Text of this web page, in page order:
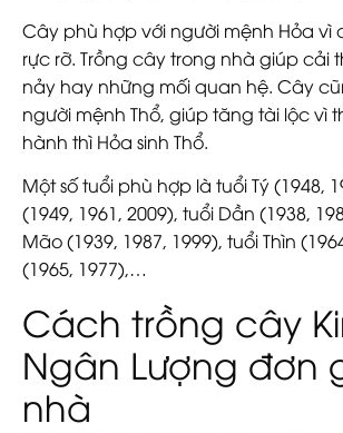
Cây phù hợp với người mệnh Hỏa vì
rực rỡ. Trồng cây trong nhà giúp cải
nảy hay những mối quan hệ. Cây
người mệnh Thổ, giúp tăng tài lộc vì
hành thì Hỏa sinh Thổ.
Một số tuổi phù hợp là tuổi Tý (1948,
(1949, 1961, 2009), tuổi Dần (1938,
Mão (1939, 1987, 1999), tuổi Thìn
(1965, 1977),…
Cách trồng cây
Ngân Lượng đơn
nhà